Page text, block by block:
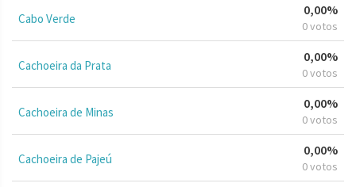
Cabo Verde
0,00%
0 votos
Cachoeira da Prata
0,00%
0 votos
Cachoeira de Minas
0,00%
0 votos
Cachoeira de Pajeú
0,00%
0 votos